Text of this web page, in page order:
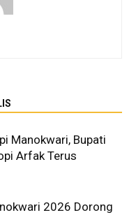
Manokwari, Bupati
Arfak Terus
2026 Dorong